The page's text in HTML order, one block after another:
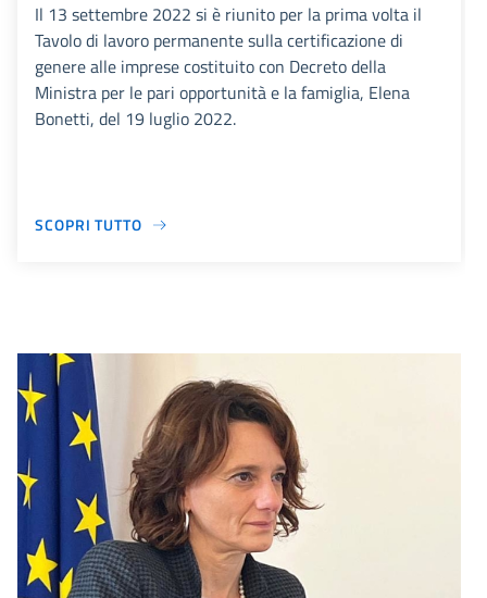
Il 13 settembre 2022 si è riunito per la prima volta il
Tavolo di lavoro permanente sulla certificazione di
genere alle imprese costituito con Decreto della
Ministra per le pari opportunità e la famiglia, Elena
Bonetti, del 19 luglio 2022.
SCOPRI TUTTO